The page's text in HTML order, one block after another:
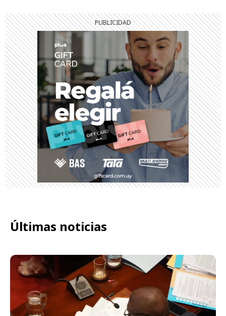
Últimas noticias